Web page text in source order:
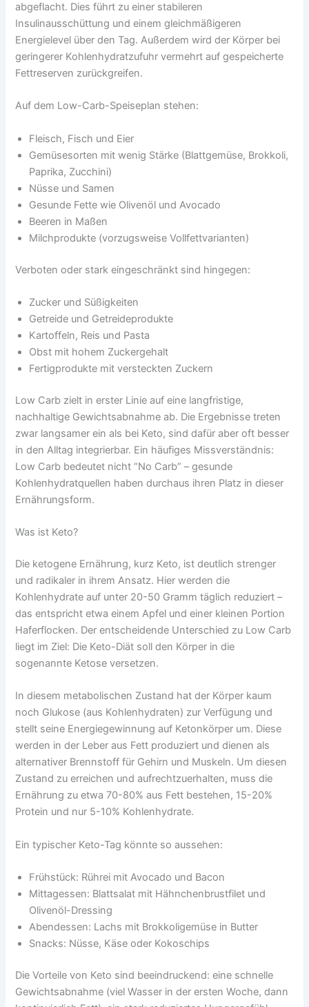
abgeflacht. Dies führt zu einer stabileren
Insulinausschüttung und einem gleichmäßigeren
Energielevel über den Tag. Außerdem wird der Körper bei
geringerer Kohlenhydratzufuhr vermehrt auf gespeicherte
Fettreserven zurückgreifen.
Auf dem Low-Carb-Speiseplan stehen:
Fleisch, Fisch und Eier
Gemüsesorten mit wenig Stärke (Blattgemüse, Brokkoli,
Paprika, Zucchini)
Nüsse und Samen
Gesunde Fette wie Olivenöl und Avocado
Beeren in Maßen
Milchprodukte (vorzugsweise Vollfettvarianten)
Verboten oder stark eingeschränkt sind hingegen:
Zucker und Süßigkeiten
Getreide und Getreideprodukte
Kartoffeln, Reis und Pasta
Obst mit hohem Zuckergehalt
Fertigprodukte mit versteckten Zuckern
Low Carb zielt in erster Linie auf eine langfristige,
nachhaltige Gewichtsabnahme ab. Die Ergebnisse treten
zwar langsamer ein als bei Keto, sind dafür aber oft besser
in den Alltag integrierbar. Ein häufiges Missverständnis:
Low Carb bedeutet nicht “No Carb” – gesunde
Kohlenhydratquellen haben durchaus ihren Platz in dieser
Ernährungsform.
Was ist Keto?
Die ketogene Ernährung, kurz Keto, ist deutlich strenger
und radikaler in ihrem Ansatz. Hier werden die
Kohlenhydrate auf unter 20-50 Gramm täglich reduziert –
das entspricht etwa einem Apfel und einer kleinen Portion
Haferflocken. Der entscheidende Unterschied zu Low Carb
liegt im Ziel: Die Keto-Diät soll den Körper in die
sogenannte Ketose versetzen.
In diesem metabolischen Zustand hat der Körper kaum
noch Glukose (aus Kohlenhydraten) zur Verfügung und
stellt seine Energiegewinnung auf Ketonkörper um. Diese
werden in der Leber aus Fett produziert und dienen als
alternativer Brennstoff für Gehirn und Muskeln. Um diesen
Zustand zu erreichen und aufrechtzuerhalten, muss die
Ernährung zu etwa 70-80% aus Fett bestehen, 15-20%
Protein und nur 5-10% Kohlenhydrate.
Ein typischer Keto-Tag könnte so aussehen:
Frühstück: Rührei mit Avocado und Bacon
Mittagessen: Blattsalat mit Hähnchenbrustfilet und
Olivenöl-Dressing
Abendessen: Lachs mit Brokkoligemüse in Butter
Snacks: Nüsse, Käse oder Kokoschips
Die Vorteile von Keto sind beeindruckend: eine schnelle
Gewichtsabnahme (viel Wasser in der ersten Woche, dann